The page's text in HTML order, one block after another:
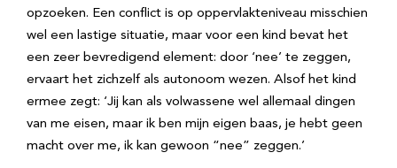
opzoeken. Een conflict is op oppervlakteniveau misschien
wel een lastige situatie, maar voor een kind bevat het
een zeer bevredigend element: door ‘nee’ te zeggen,
ervaart het zichzelf als autonoom wezen. Alsof het kind
ermee zegt: ‘Jij kan als volwassene wel allemaal dingen
van me eisen, maar ik ben mijn eigen baas, je hebt geen
macht over me, ik kan gewoon “nee” zeggen.’